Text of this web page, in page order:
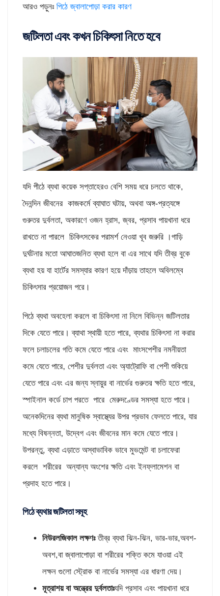
আরও পড়ুনঃ পিঠে জ্বালাপোড়া করার কারণ
জটিলতা এবং কখন চিকিৎসা নিতে হবে
যদি পীঠে ব্যথা কয়েক সপ্তাহেরও বেশি সময় ধরে চলতে থাকে,
দৈনন্দিন জীবনের কাজকর্মে ব্যাঘাত ঘটায়, অথবা অঙ্গ-প্রত্যঙ্গে
গুরুতর দুর্বলতা, অকারণে ওজন হ্রাস, জ্বর, প্রসাব পায়খানা ধরে
রাখতে না পারলে চিকিৎসকের পরামর্শ নেওয়া খূব জরুরি ।গাড়ি
দুর্ঘটনার মতো আঘাতজনিত ব্যথা হলে বা এর সাথে যদি তীব্র বুকে
ব্যথা হয় যা হার্টের সমস্যার কারণ হয়ে দাঁড়ায় তাহলে অবিলম্বে
চিকিৎসার প্রয়োজন পরে।
পিঠে ব্যথা অবহেলা করলে বা চিকিৎসা না নিলে বিভিন্ন জটিলতার
দিকে যেতে পারে। ব্যাথা স্থায়ী হতে পারে, ব্যথার চিকিৎসা না করার
ফলে চলাচলের গতি কমে যেতে পারে এবং মাংসপেশীর নমনীয়তা
কমে যেতে পারে, পেশীর দুর্বলতা এবং অ্যাট্রোফি বা পেশী শুকিয়ে
যেতে পারে এবং এর জন্য স্নায়ুর বা নার্ভের গুরুতর ক্ষতি হতে পারে,
স্পাইনাল কর্ডে চাপ পরতে পারে মেরুদণ্ডের সমস্যা হতে পারে।
অনেকদিনের ব্যথা মানুষিক স্বাস্থ্যের উপর প্রভাব ফেলতে পারে, যার
মধ্যে বিষন্নতা, উদ্বেগ এবং জীবনের মান কমে যেতে পারে।
উপরন্তু, ব্যথা এড়াতে অস্বাভাবিক ভাবে মুভমেন্ট বা চলাফেরা
করলে শরীরের অন্যান্য অংশের ক্ষতি এবং ইনফ্লামেশন বা
প্রদাহ হতে পারে।
পিঠে ব্যথার জটিলতা সমূহ
নিউরলজিকাল লক্ষণঃতীব্র ব্যথা ঝিন-ঝিন, ভার-ভার,অবশ-
অবশ,বা জ্বালাপোড়া বা শরীরের শক্তি কমে যাওয়া এই
লক্ষন গুলো স্ট্রোক বা নার্ভের সমস্যা এর ধারণা দেয়।
মূত্রাশয় বা অন্ত্রের দুর্বলতাঃযদি প্রসাব এবং পায়খানা ধরে